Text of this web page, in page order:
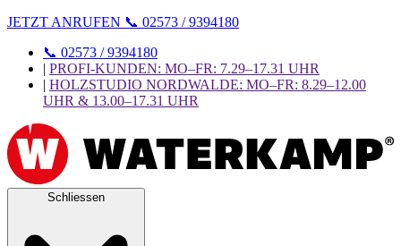
JETZT ANRUFEN 📞 02573 / 9394180
📞 02573 / 9394180
| PROFI-KUNDEN: MO–FR: 7.29–17.31 UHR
| HOLZSTUDIO NORDWALDE: MO–FR: 8.29–12.00
UHR & 13.00–17.31 UHR
Schliessen